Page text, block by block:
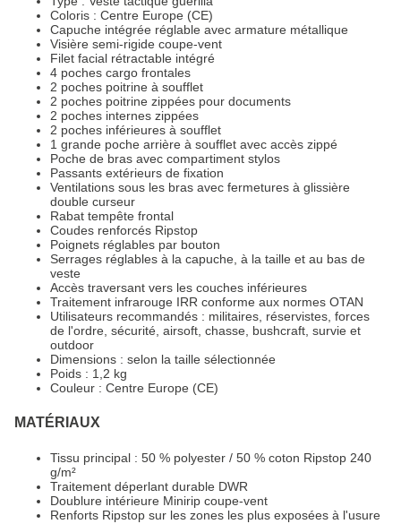
Coloris : Centre Europe (CE)
Capuche intégrée réglable avec armature métallique
Visière semi-rigide coupe-vent
Filet facial rétractable intégré
4 poches cargo frontales
2 poches poitrine à soufflet
2 poches poitrine zippées pour documents
2 poches internes zippées
2 poches inférieures à soufflet
1 grande poche arrière à soufflet avec accès zippé
Poche de bras avec compartiment stylos
Passants extérieurs de fixation
Ventilations sous les bras avec fermetures à glissière
double curseur
Rabat tempête frontal
Coudes renforcés Ripstop
Poignets réglables par bouton
Serrages réglables à la capuche, à la taille et au bas de
veste
Accès traversant vers les couches inférieures
Traitement infrarouge IRR conforme aux normes OTAN
Utilisateurs recommandés : militaires, réservistes, forces
de l'ordre, sécurité, airsoft, chasse, bushcraft, survie et
outdoor
Dimensions : selon la taille sélectionnée
Poids : 1,2 kg
Couleur : Centre Europe (CE)
MATÉRIAUX
Tissu principal : 50 % polyester / 50 % coton Ripstop 240
g/m²
Traitement déperlant durable DWR
Doublure intérieure Minirip coupe-vent
Renforts Ripstop sur les zones les plus exposées à l'usure